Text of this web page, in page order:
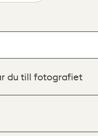
du till fotografiet